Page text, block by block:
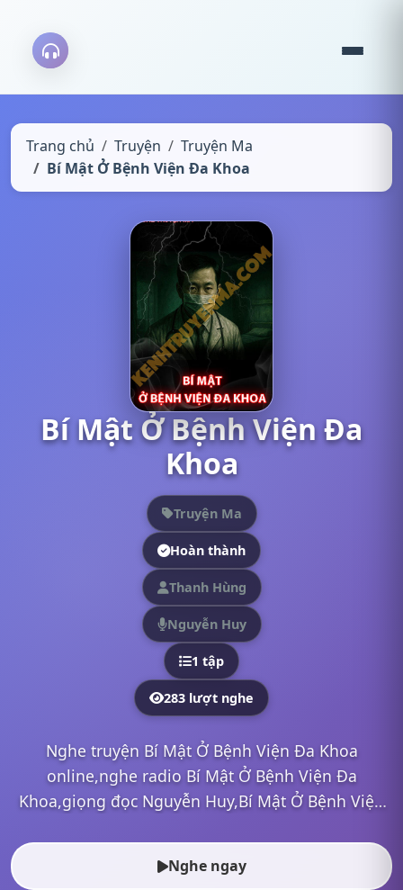
Trang chủ Truyện
Truyện Ma
Bí Mật Ở Bệnh Viện Đa Khoa
Bí Mật Ở Bệnh Viện Đa
Khoa
Truyện Ma
Hoàn thành
Thanh Hùng
Nguyễn Huy
1 tập
283 lượt nghe
Nghe truyện Bí Mật Ở Bệnh Viện Đa Khoa
online,nghe radio Bí Mật Ở Bệnh Viện Đa
Khoa,giọng đọc Nguyễn Huy,Bí Mật Ở Bệnh Viện
Nghe ngay